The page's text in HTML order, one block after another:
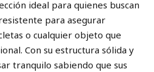
ideal para quienes buscan
para asegurar
o cualquier objeto que
Con su estructura sólida y
tranquilo sabiendo que sus